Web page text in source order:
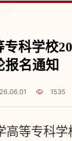
科学校
报名通知
1535
高等专科学